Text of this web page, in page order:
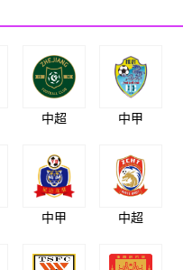
中超 中甲
中甲 中超